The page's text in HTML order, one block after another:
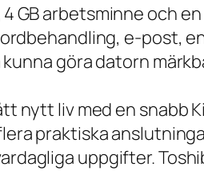
arbetsminne och
e-post,
göra datorn
nytt liv med en snabb
praktiska
uppgifter.